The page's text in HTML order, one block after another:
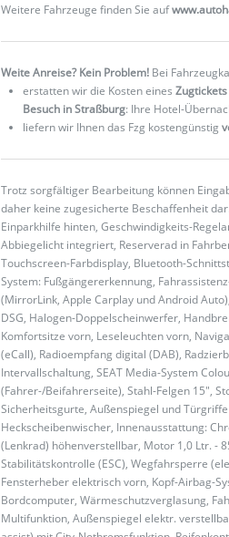
Weitere Fahrzeuge finden Sie auf
Weite Anreise? Kein Problem! Bei
erstatten wir die Kosten eines
Besuch in Straßburg: Ihre Hotel-
liefern wir Ihnen das Fzg kostengünstig
Trotz sorgfältiger Bearbeitung können
daher keine zugesicherte Beschaffenheit
Einparkhilfe hinten, Geschwindigkeits-
Abbiegelicht integriert, Reserverad in
Touchscreen-Farbdisplay, Bluetooth-
System: Fußgängererkennung,
(MirrorLink, Apple Carplay und Android
DSG, Halogen-Doppelscheinwerfer,
Komfortsitze vorn, Leseleuchten vorn,
(eCall), Radioempfang digital (DAB),
Intervallschaltung, SEAT Media-System
(Fahrer-/Beifahrerseite), Stahl-Felgen 15",
Sicherheitsgurte, Außenspiegel und
Heckscheibenwischer, Innenausstattung:
(Lenkrad) höhenverstellbar, Motor 1,0 Ltr. -
Stabilitätskontrolle (ESC), Wegfahrsperre
Fensterheber elektrisch vorn, Kopf-Airbag-
Bordcomputer, Wärmeschutzverglasung,
Multifunktion, Außenspiegel elektr.